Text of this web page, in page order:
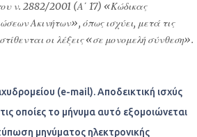
συνεργάστηκε με τον Αλέξανδρο
πολιτικές του αντιλήψεις και έγινε
Ήταν ο κύριος συντάκτης της
ν. 2882/2001 (Α΄ 17) «Κώδικας
Ακινήτων», όπως ισχύει, μετά τις
οι λέξεις «σε μονομελή σύνθεση».
(e-mail). Αποδεικτική ισχύς
οποίες το μήνυμα αυτό εξομοιώνεται
μηνύματος ηλεκτρονικής